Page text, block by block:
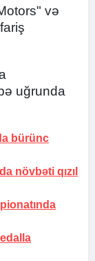
və
uğrunda
bürünc
növbəti qızıl